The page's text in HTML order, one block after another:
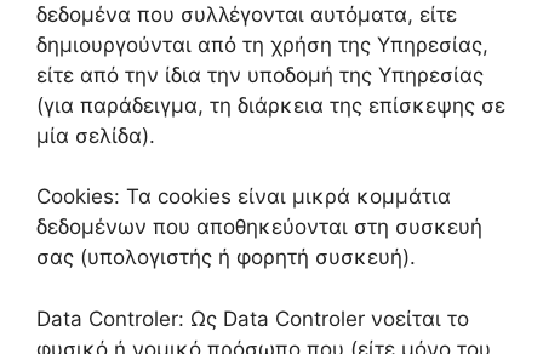
δεδομένα που συλλέγονται αυτόματα, είτε
δημιουργούνται από τη χρήση της Υπηρεσίας,
είτε από την ίδια την υποδομή της Υπηρεσίας
(για παράδειγμα, τη διάρκεια της επίσκεψης σε
μία σελίδα).
Cookies: Τα cookies είναι μικρά κομμάτια
δεδομένων που αποθηκεύονται στη συσκευή
σας (υπολογιστής ή φορητή συσκευή).
Data Controler: Ως Data Controler νοείται το
φυσικό ή νομικό πρόσωπο που (είτε μόνο του